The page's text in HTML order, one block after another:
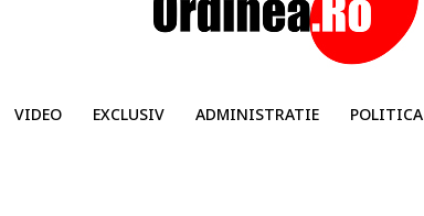
VIDEO EXCLUSIV ADMINISTRATIE POLITICA